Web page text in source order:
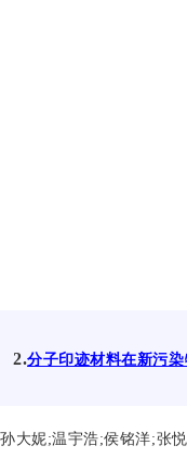
2.分子印迹材料在新污
孙大妮;温宇浩;侯铭洋;张